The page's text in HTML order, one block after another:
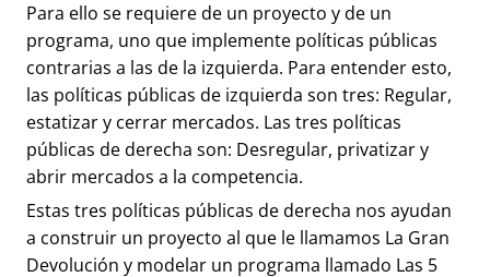
Para ello se requiere de un proyecto y de un
programa, uno que implemente políticas públicas
contrarias a las de la izquierda. Para entender esto,
las políticas públicas de izquierda son tres: Regular,
estatizar y cerrar mercados. Las tres políticas
públicas de derecha son: Desregular, privatizar y
abrir mercados a la competencia.
Estas tres políticas públicas de derecha nos ayudan
a construir un proyecto al que le llamamos La Gran
Devolución y modelar un programa llamado Las 5